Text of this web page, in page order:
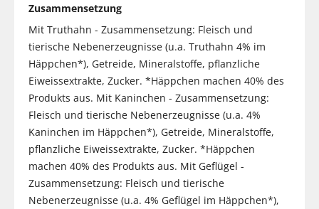
Zusammensetzung
Mit Truthahn - Zusammensetzung: Fleisch und
tierische Nebenerzeugnisse (u.a. Truthahn 4% im
Häppchen*), Getreide, Mineralstoffe, pflanzliche
Eiweissextrakte, Zucker. *Häppchen machen 40% des
Produkts aus. Mit Kaninchen - Zusammensetzung:
Fleisch und tierische Nebenerzeugnisse (u.a. 4%
Kaninchen im Häppchen*), Getreide, Mineralstoffe,
pflanzliche Eiweissextrakte, Zucker. *Häppchen
machen 40% des Produkts aus. Mit Geflügel -
Zusammensetzung: Fleisch und tierische
Nebenerzeugnisse (u.a. 4% Geflügel im Häppchen*),